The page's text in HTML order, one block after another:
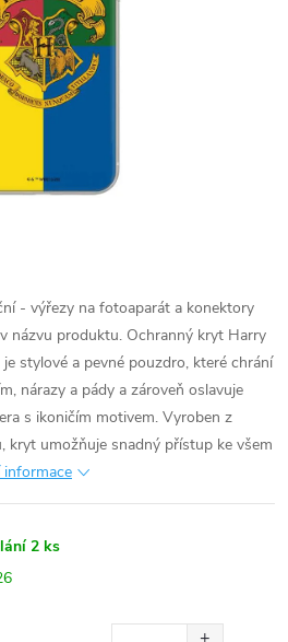
- výřezy na fotoaparát a konektory
názvu produktu. Ochranný kryt Harry
stylové a pevné pouzdro, které chrání
nárazy a pády a zároveň oslavuje
s ikoničím motivem. Vyroben z
kryt umožňuje snadný přístup ke všem
informace
2 ks